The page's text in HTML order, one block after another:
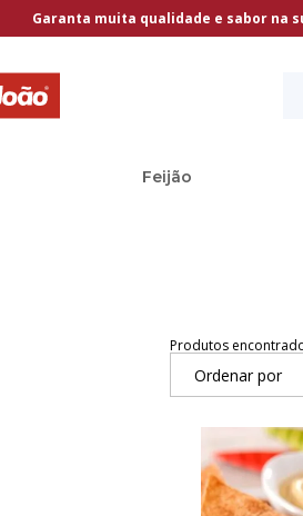
Garanta muita qualidade e sabor na
Feijão
Produtos
Ordenar por